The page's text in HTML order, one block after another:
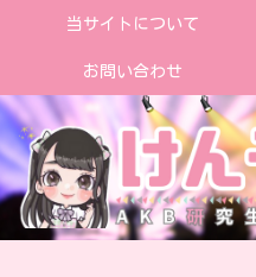
当サイトについて
お問い合わせ